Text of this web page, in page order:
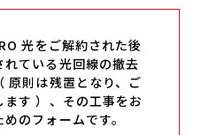
光をご解約された後
ている光回線の撤去
原則は残置となり、ご
す ）、その工事をお
のフォームです。